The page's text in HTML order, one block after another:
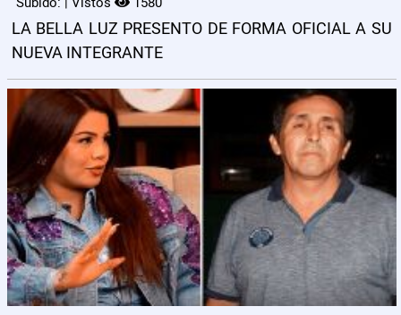
LA BELLA LUZ PRESENTO DE FORMA OFICIAL A SU
NUEVA INTEGRANTE